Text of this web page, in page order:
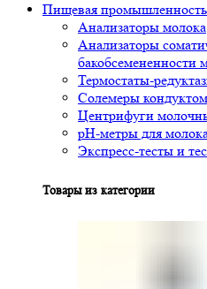
Пищевая промышленность
Анализаторы молока
Анализаторы
бакобсемененности
Термостаты-
Солемеры
Центрифуги
pH-метры для
Экспресс-тесты и
Товары из категории